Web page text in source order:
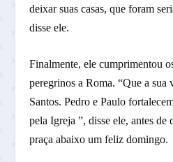
deixar suas casas, que foram
disse ele.
Finalmente, ele cumprimentou
peregrinos a Roma. “Que a sua
Santos. Pedro e Paulo
pela Igreja ”, disse ele, antes de
praça abaixo um feliz domingo.